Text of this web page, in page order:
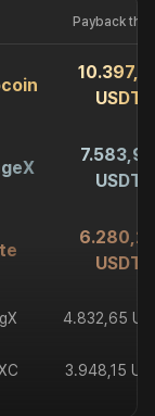
Payback
USDT
7.583,98
USDT
USDT
4.832,65
3.948,15